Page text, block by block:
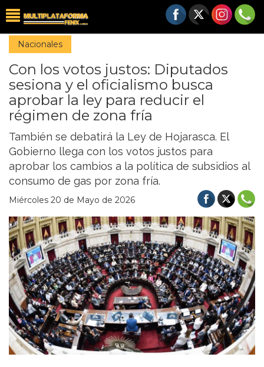
Nacionales
Con los votos justos: Diputados
sesiona y el oficialismo busca
aprobar la ley para reducir el
régimen de zona fría
También se debatirá la Ley de Hojarasca. El
Gobierno llega con los votos justos para
aprobar los cambios a la política de subsidios al
consumo de gas por zona fría.
Miércoles 20 de Mayo de 2026